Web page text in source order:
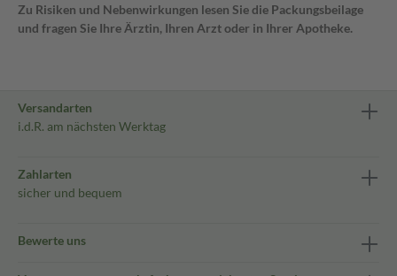
Zu Risiken und Nebenwirkungen lesen Sie die Packungsbeilage
und fragen Sie Ihre Ärztin, Ihren Arzt oder in Ihrer Apotheke.
Versandarten
i.d.R. am nächsten Werktag
Zahlarten
sicher und bequem
Bewerte uns